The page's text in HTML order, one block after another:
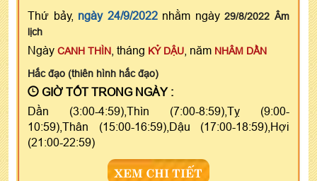
Thứ bảy, ngày 24/9/2022nhằm ngày29/8/2022 Âm
lịch
Ngày CANH THÌN , tháng KỶ DẬU , năm NHÂM DẦN
Hắc đạo (thiên hình hắc đạo)
GIỜ TỐT TRONG NGÀY :
Dần (3:00-4:59),Thìn (7:00-8:59),Tỵ (9:00-
10:59),Thân (15:00-16:59),Dậu (17:00-18:59),Hợi
(21:00-22:59)
XEM CHI TIẾT